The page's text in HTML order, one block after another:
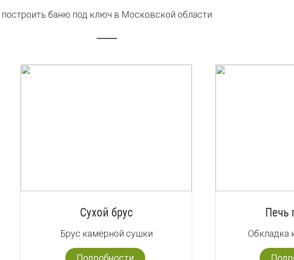
построить баню под ключ в Московской области
Сухой брус
Брус камерной сушки
Подробности
Печь
Обкладка